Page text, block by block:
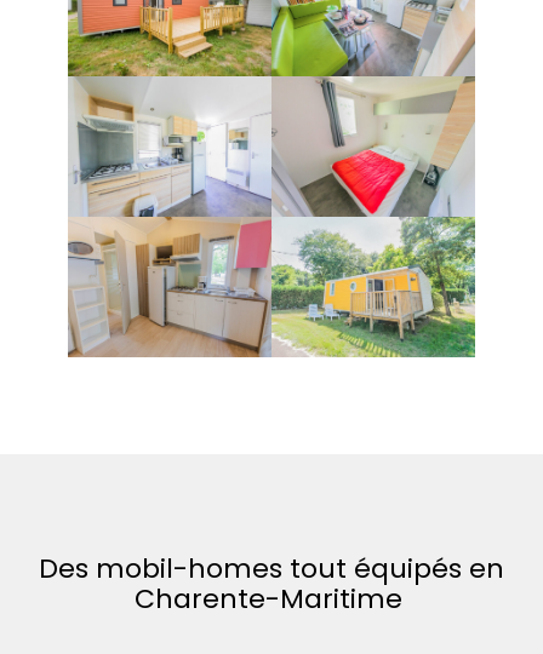
Des mobil-homes tout équipés en
Charente-Maritime